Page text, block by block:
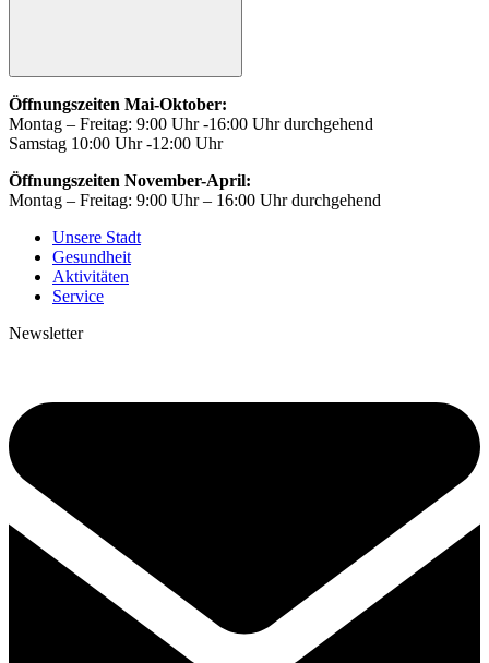
Öffnungszeiten Mai-Oktober:
Montag – Freitag: 9:00 Uhr -16:00 Uhr durchgehend
Samstag 10:00 Uhr -12:00 Uhr
Öffnungszeiten November-April:
Montag – Freitag: 9:00 Uhr – 16:00 Uhr durchgehend
Unsere Stadt
Gesundheit
Aktivitäten
Service
Newsletter